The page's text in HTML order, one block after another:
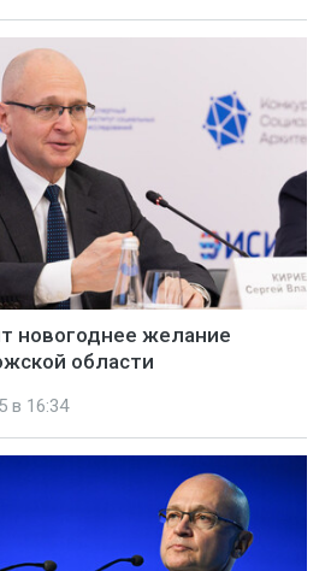
новогоднее желание
области
в 16:34